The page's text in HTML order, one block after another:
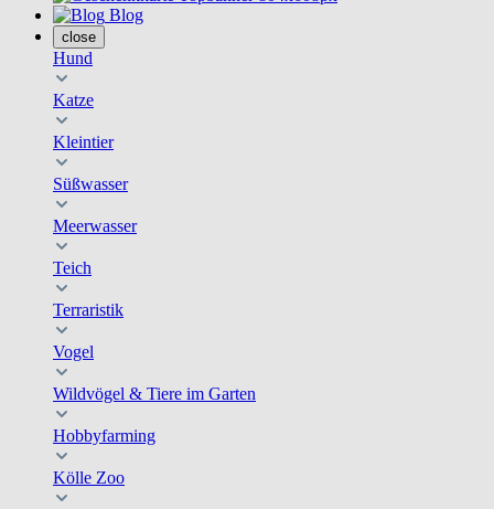
Blog
close
Hund
Katze
Kleintier
Süßwasser
Meerwasser
Teich
Terraristik
Vogel
Wildvögel & Tiere im Garten
Hobbyfarming
Kölle Zoo